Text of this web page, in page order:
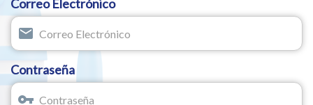
Correo Electrónico
email
Contraseña
vpn_key